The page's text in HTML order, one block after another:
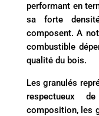
performant en
sa forte
composent. A
combustible
qualité du bois.
Les granulés
respectueux
composition, les